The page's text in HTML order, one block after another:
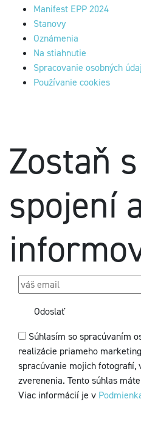
Manifest EPP 2024
Stanovy
Oznámenia
Na stiahnutie
Spracovanie osobných
Používanie cookies
Zostaň
spojení
Odoslať
Súhlasím so spracúvaním
realizácie priameho
spracúvanie mojich fotografií,
zverenenia. Tento súhlas
Viac informácií je v